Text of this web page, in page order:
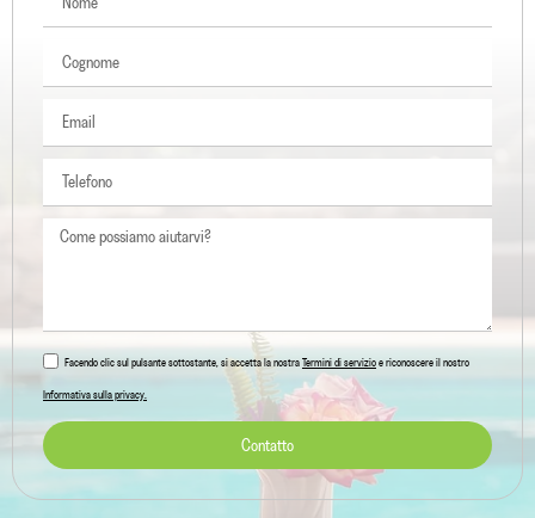
Facendo clic sul pulsante sottostante, si accetta la nostra Termini di servizio e riconoscere il nostro
Informativa sulla privacy.
Contatto